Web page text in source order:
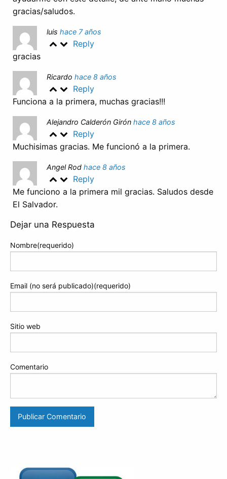
gracias/saludos.
luis hace 7 años
Reply
gracias
Ricardo hace 8 años
Reply
Funciona a la primera, muchas gracias!!!
Alejandro Calderón Girón hace 8 años
Reply
Muchisimas gracias. Me funcionó a la primera.
Angel Rod hace 8 años
Reply
Me funciono a la primera mil gracias. Saludos desde
El Salvador.
Dejar una Respuesta
Nombre(requerido)
Email (no será publicado)(requerido)
Sitio web
Comentario